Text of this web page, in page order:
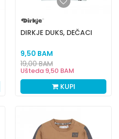
DIRKJE DUKS, DEČACI
9,50 BAM
Ušteda 9,50 BAM
19,00BAM
KUPI